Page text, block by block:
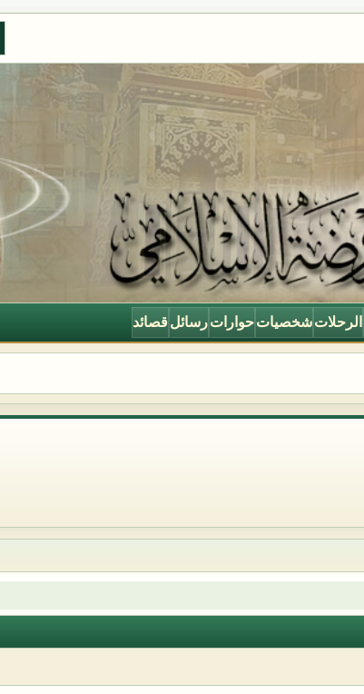
الرحلات شخصيات حوارات رسائل قصائد